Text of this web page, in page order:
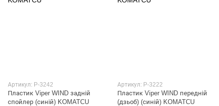
Артикул: P-3242
Пластик Viper WIND задній
спойлер (синій) KOMATCU
Артикул: P-3222
Пластик Viper WIND передній
(дзьоб) (синій) KOMATCU